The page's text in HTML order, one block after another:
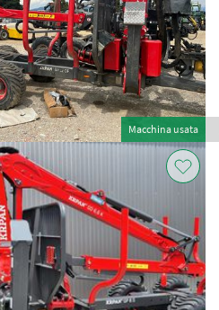
Macchina usata